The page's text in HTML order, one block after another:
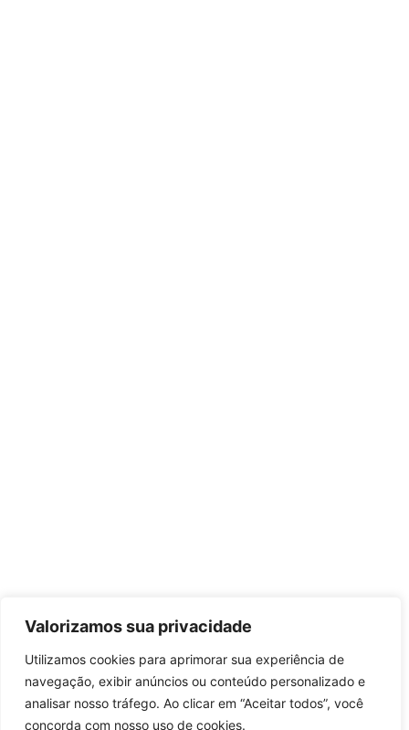
Valorizamos sua privacidade
Utilizamos cookies para aprimorar sua experiência de
navegação, exibir anúncios ou conteúdo personalizado e
analisar nosso tráfego. Ao clicar em “Aceitar todos”, você
concorda com nosso uso de cookies.